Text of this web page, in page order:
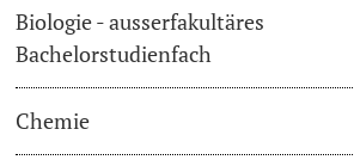
Fördernde & Alumni
Im Studium
Vorlesungsverzeichnis
Biologie - ausserfakultäres
Bachelorstudienfach
Chemie